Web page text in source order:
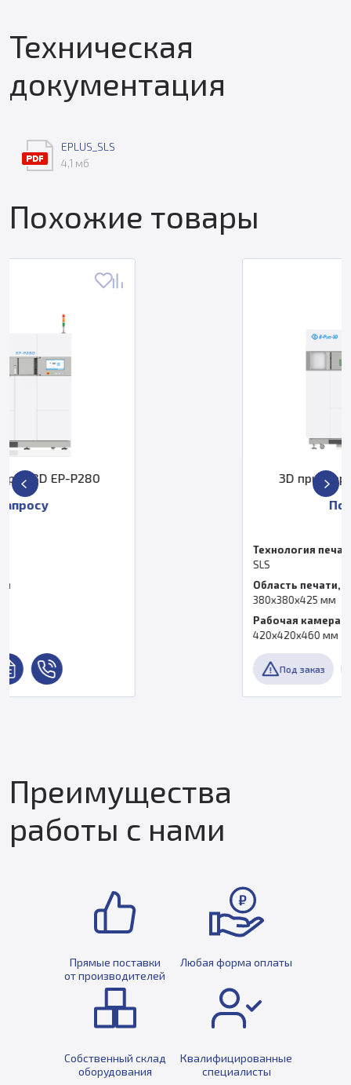
Техническая
документация
EPLUS_SLS
4,1 мб
Похожие товары
3D принтер Eplus3D EP-P420
Преимущества
работы с нами
Прямые поставки
от производителей
Любая форма оплаты
Собственный склад
оборудования
Квалифицированные
специалисты